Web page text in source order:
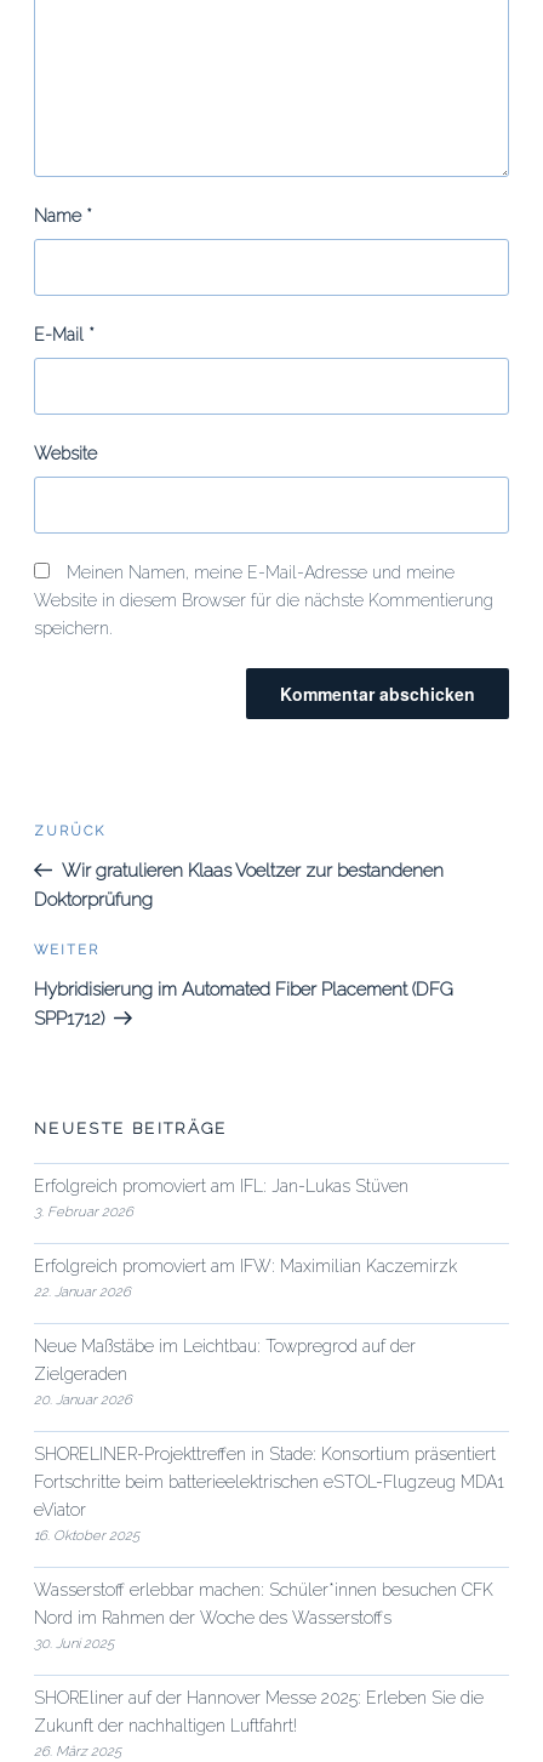
Name *
E-Mail *
Website
Meinen Namen, meine E-Mail-Adresse und meine
Website in diesem Browser für die nächste Kommentierung
speichern.
Beitrags-
Navigation
Vorheriger
Beitrag
ZURÜCK
Wir gratulieren Klaas Voeltzer zur bestandenen
Doktorprüfung
Nächster
Beitrag
WEITER
Hybridisierung im Automated Fiber Placement (DFG
SPP1712)
NEUESTE BEITRÄGE
Erfolgreich promoviert am IFL: Jan-Lukas Stüven
3. Februar 2026
Erfolgreich promoviert am IFW: Maximilian Kaczemirzk
22. Januar 2026
Neue Maßstäbe im Leichtbau: Towpregrod auf der
Zielgeraden
20. Januar 2026
SHORELINER-Projekttreffen in Stade: Konsortium präsentiert
Fortschritte beim batterieelektrischen eSTOL-Flugzeug MDA1
eViator
16. Oktober 2025
Wasserstoff erlebbar machen: Schüler*innen besuchen CFK
Nord im Rahmen der Woche des Wasserstoffs
30. Juni 2025
SHOREliner auf der Hannover Messe 2025: Erleben Sie die
Zukunft der nachhaltigen Luftfahrt!
26. März 2025